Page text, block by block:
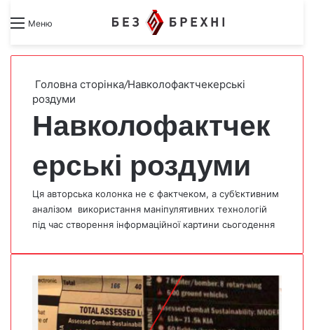
Меню Search forSwitch skin
Головна сторінка/Навколофактчекерські
роздуми
Навколофактчек
ерські роздуми
Ця авторська колонка не є фактчеком, а суб’єктивним
аналізом використання маніпулятивних технологій
під час створення інформаційної картини сьогодення